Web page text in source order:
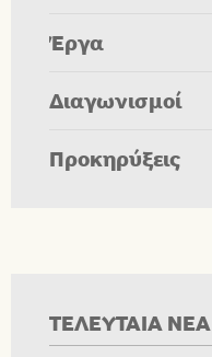
Έργα
Διαγωνισμοί
Προκηρύξεις
ΤΕΛΕΥΤΑΙΑ ΝΕΑ